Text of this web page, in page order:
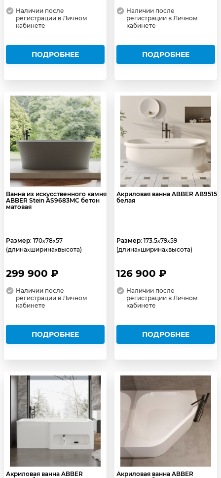
Наличии после
регистрации в Личном
кабинете
ПОДРОБНЕЕ
Наличии после
регистрации в Личном
кабинете
ПОДРОБНЕЕ
Ванна из искусственного камня
ABBER Stein AS9683MC бетон
матовая
Размер: 170x78x57
(длинаxширинаxвысота)
299 900 ₽
Наличии после
регистрации в Личном
кабинете
ПОДРОБНЕЕ
Акриловая ванна ABBER AB9515
белая
Размер: 173.5x79x59
(длинаxширинаxвысота)
126 900 ₽
Наличии после
регистрации в Личном
кабинете
ПОДРОБНЕЕ
Акриловая ванна ABBER
Акриловая ванна ABBER